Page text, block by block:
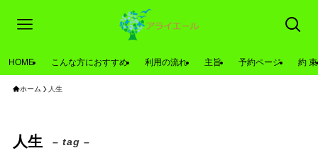
HOME こんな方におすすめ 利用の流れ 主旨 予約ページ 約 束
ホーム 人生
人生 – tag –